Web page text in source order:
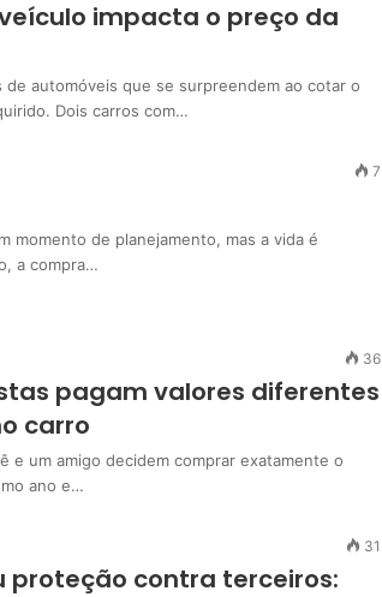
impacta o preço da
automóveis que se surpreendem ao cotar o
Dois carros com…
7
momento de planejamento, mas a vida é
a compra…
36
pagam valores diferentes
carro
e um amigo decidem comprar exatamente o
ano e…
31
proteção contra terceiros: